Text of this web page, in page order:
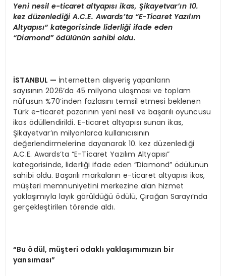
Yeni nesil e-ticaret altyapısıikas, Şikayetvar’ın 10.
kez düzenlediği A.C.E. Awards’ta “E-Ticaret Yazılım
Altyapısı”kategorisinde liderliği ifade eden
“Diamond” ödülünün sahibi oldu.
İSTANBUL — İnternetten alışveriş yapanların
sayısının 2026’da 45 milyona ulaşması ve toplam
nüfusun %70’inden fazlasını temsil etmesi beklenen
Türk e-ticaret pazarının yeni nesil ve başarılı oyuncusu
ikas ödüllendirildi. E-ticaret altyapısı sunan ikas,
Şikayetvar’ın milyonlarca kullanıcısının
değerlendirmelerine dayanarak 10. kez düzenlediği
A.C.E. Awards’ta “E-Ticaret Yazılım Altyapısı”
kategorisinde, liderliği ifade eden “Diamond” ödülünün
sahibi oldu. Başarılı markaların e-ticaret altyapısı ikas,
müşteri memnuniyetini merkezine alan hizmet
yaklaşımıyla layık görüldüğü ödülü, Çırağan Sarayı’nda
gerçekleştirilen törende aldı.
“Bu ödül, müşteri odaklı yaklaşımımızın bir
yansıması”